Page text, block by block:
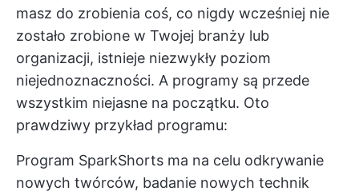
masz do zrobienia coś, co nigdy wcześniej nie
zostało zrobione w Twojej branży lub
organizacji, istnieje niezwykły poziom
niejednoznaczności. A programy są przede
wszystkim niejasne na początku. Oto
prawdziwy przykład programu:
Program SparkShorts ma na celu odkrywanie
nowych twórców, badanie nowych technik